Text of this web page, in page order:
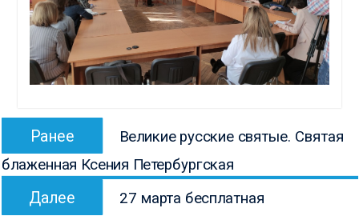
Навигация
записям
Ранее
запись:
Великие русские святые. Святая
блаженная Ксения Петербургская
Далее Следующая
запись:
27 марта бесплатная